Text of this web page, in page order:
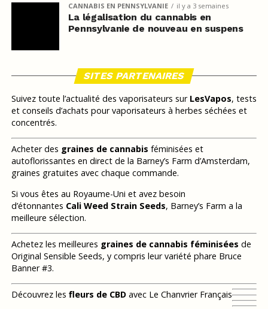
CANNABIS EN PENNSYLVANIE il y a 3 semaines
La légalisation du cannabis en
Pennsylvanie de nouveau en suspens
SITES PARTENAIRES
Suivez toute l’actualité des vaporisateurs sur LesVapos, tests
et conseils d’achats pour vaporisateurs à herbes séchées et
concentrés.
Acheter des graines de cannabis féminisées et
autoflorissantes en direct de la Barney’s Farm d’Amsterdam,
graines gratuites avec chaque commande.
Si vous êtes au Royaume-Uni et avez besoin
d’étonnantes Cali Weed Strain Seeds, Barney’s Farm a la
meilleure sélection.
Achetez les meilleures graines de cannabis féminisées de
Original Sensible Seeds, y compris leur variété phare Bruce
Banner #3.
Découvrez les fleurs de CBDavec Le Chanvrier Français